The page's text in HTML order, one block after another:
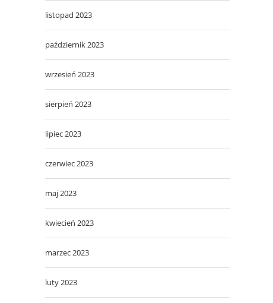
listopad 2023
październik 2023
wrzesień 2023
sierpień 2023
lipiec 2023
czerwiec 2023
maj 2023
kwiecień 2023
marzec 2023
luty 2023